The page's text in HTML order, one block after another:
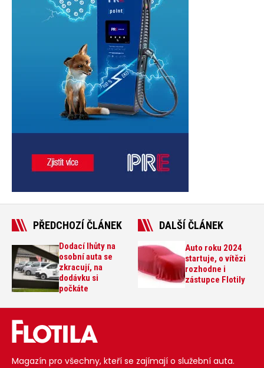
PŘEDCHOZÍ ČLÁNEK
Dodací lhůty na
osobní auta se
zkracují, na
dodávku si
počkáte
DALŠÍ ČLÁNEK
Auto roku 2024
startuje, o vítězi
rozhodne i
zástupce Flotily
Magazín pro všechny, kteří se zajímají o služební auta.